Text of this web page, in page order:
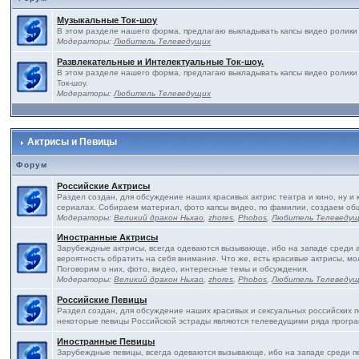
Музыкальные Ток-шоу
В этом разделе нашего форма, предлагаю выкладывать капсы видео
Модераторы:Любитель Телеведущих
Развлекательные и Интелектуальные Ток-шоу.
В этом разделе нашего форма, предлагаю выкладывать капсы видео
Ток-шоу.
Модераторы:Любитель Телеведущих
Актрисы и Певицы
Форум
Российские Актрисы
Раздел создан, для обсуждение наших красивых актрис театра и кино, ну
сериалах. Собираем материал, фото капсы видео, по фамилии, создаем
Модераторы:Великий дракон Ньхао,zhores,Phobos,Любитель
Иностранные Актрисы
Зарубеждные актрисы, всегда одеваются вызывающе, ибо на западе среди
вероятность обратить на себя внимание. Что же, есть красивые
Поговорим о них, фото, видео, интересные темы и обсуждения.
Модераторы:Великий дракон Ньхао,zhores,Phobos,Любитель
Российские Певицы
Раздел создан, для обсуждение наших красивых и сексуальных
некоторые певицы Российской эстрады являются телеведущими ряда
Иностранные Певицы
Зарубеждные певицы, всегда одеваются вызывающе, ибо на западе среди